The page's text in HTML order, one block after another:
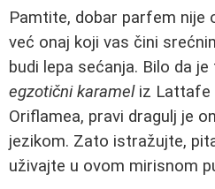
Pamtite, dobar parfem nije
već onaj koji vas čini
budi lepa sećanja. Bilo da je
egzotični karameliz Lattafe
Oriflamea, pravi dragulj je
jezikom. Zato istražujte,
uživajte u ovom mirisnom